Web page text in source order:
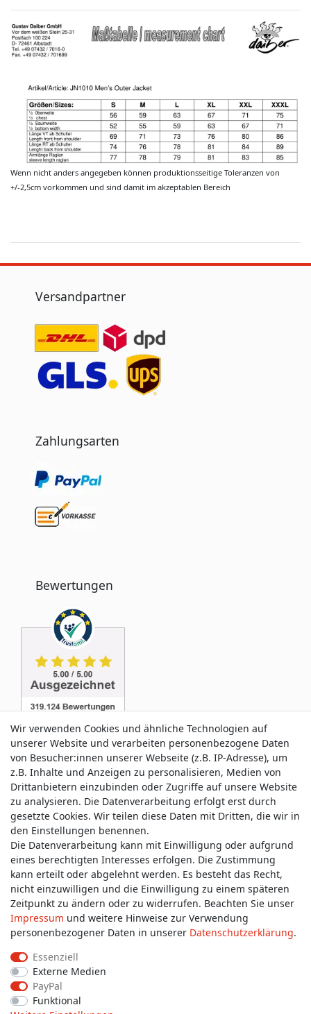
Wenn nicht anders angegeben können produktionsseitige Toleranzen von
+/-2,5cm vorkommen und sind damit im akzeptablen Bereich
Versandpartner
Zahlungsarten
Bewertungen
Service & Kontakt
Wünschen Sie einen Rückruf?
service@allmyclothes.de
Schreiben Sie uns:
service@allmyclothes.de
Impressum
Wir verwenden Cookies und ähnliche Technologien auf
unserer Website und verarbeiten personenbezogene Daten
von Besucher:innen unserer Webseite (z.B. IP-Adresse), um
z.B. Inhalte und Anzeigen zu personalisieren, Medien von
Drittanbietern einzubinden oder Zugriffe auf unsere Website
zu analysieren. Die Datenverarbeitung erfolgt erst durch
gesetzte Cookies. Wir teilen diese Daten mit Dritten, die wir in
den Einstellungen benennen.
Die Datenverarbeitung kann mit Einwilligung oder aufgrund
eines berechtigten Interesses erfolgen. Die Zustimmung
kann erteilt oder abgelehnt werden. Es besteht das Recht,
nicht einzuwilligen und die Einwilligung zu einem späteren
Zeitpunkt zu ändern oder zu widerrufen. Beachten Sie unser
Impressum und weitere Hinweise zur Verwendung
personenbezogener Daten in unserer Daten­schutz­erklärung.
Essenziell
Externe Medien
PayPal
Funktional